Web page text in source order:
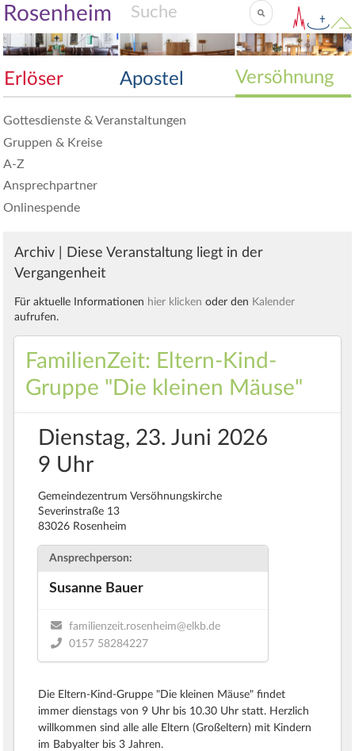
Rosenheim
Erlöser Apostel Versöhnung
Gottesdienste & Veranstaltungen
Gruppen & Kreise
A-Z
Ansprechpartner
Onlinespende
Archiv | Diese Veranstaltung liegt in der
Vergangenheit
Für aktuelle Informationen hier klicken oder den Kalender
aufrufen.
FamilienZeit: Eltern-Kind-
Gruppe "Die kleinen Mäuse"
Dienstag, 23. Juni 2026
9 Uhr
Gemeindezentrum Versöhnungskirche
Severinstraße 13
83026 Rosenheim
Ansprechperson:
Susanne Bauer
familienzeit.rosenheim@elkb.de
0157 58284227
Die Eltern-Kind-Gruppe "Die kleinen Mäuse" findet
immer dienstags von 9 Uhr bis 10.30 Uhr statt. Herzlich
willkommen sind alle alle Eltern (Großeltern) mit Kindern
im Babyalter bis 3 Jahren.